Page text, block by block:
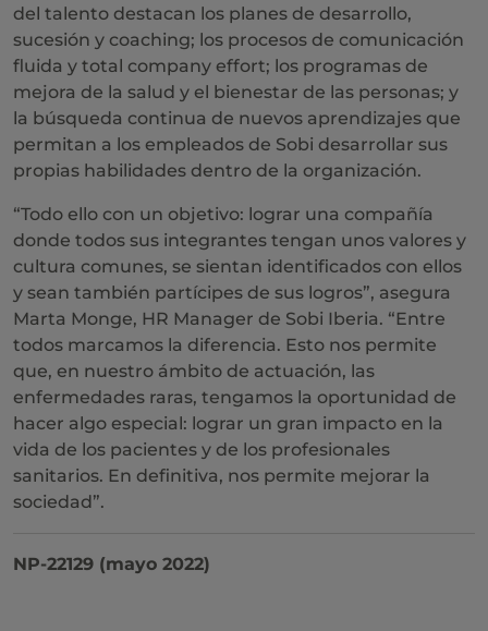
del talento destacan los planes de desarrollo,
sucesión y coaching; los procesos de comunicación
fluida y total company effort; los programas de
mejora de la salud y el bienestar de las personas; y
la búsqueda continua de nuevos aprendizajes que
permitan a los empleados de Sobi desarrollar sus
propias habilidades dentro de la organización.
“Todo ello con un objetivo: lograr una compañía
donde todos sus integrantes tengan unos valores y
cultura comunes, se sientan identificados con ellos
y sean también partícipes de sus logros”, asegura
Marta Monge, HR Manager de Sobi Iberia. “Entre
todos marcamos la diferencia. Esto nos permite
que, en nuestro ámbito de actuación, las
enfermedades raras, tengamos la oportunidad de
hacer algo especial: lograr un gran impacto en la
vida de los pacientes y de los profesionales
sanitarios. En definitiva, nos permite mejorar la
sociedad”.
NP-22129 (mayo 2022)